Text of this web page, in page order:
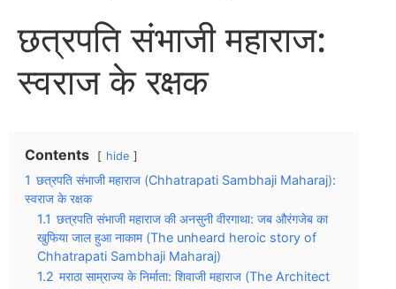
छत्रपति संभाजी महाराज:
स्वराज के रक्षक
Contents hide
1 छत्रपति संभाजी महाराज (Chhatrapati Sambhaji Maharaj):
स्वराज के रक्षक
1.1 छत्रपति संभाजी महाराज की अनसुनी वीरगाथा: जब औरंगजेब का
खुफिया जाल हुआ नाकाम (The unheard heroic story of
Chhatrapati Sambhaji Maharaj)
1.2 मराठा साम्राज्य के निर्माता: शिवाजी महाराज (The Architect